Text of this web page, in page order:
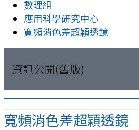
數理組
應用科學研究中心
寬頻消色差超穎透鏡
資訊公開(舊版)
寬頻消色差超穎透鏡